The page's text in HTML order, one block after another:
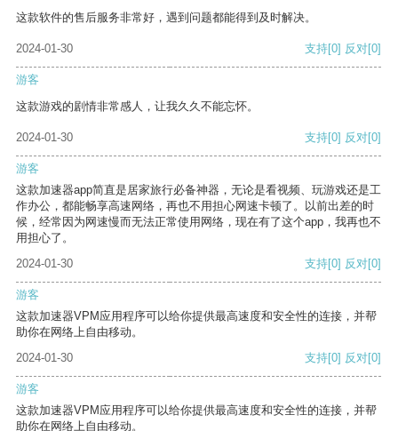
这款软件的售后服务非常好，遇到问题都能得到及时解决。
2024-01-30 支持[0] 反对[0]
游客
这款游戏的剧情非常感人，让我久久不能忘怀。
2024-01-30 支持[0] 反对[0]
游客
这款加速器app简直是居家旅行必备神器，无论是看视频、玩游戏还是工
作办公，都能畅享高速网络，再也不用担心网速卡顿了。以前出差的时
候，经常因为网速慢而无法正常使用网络，现在有了这个app，我再也不
用担心了。
2024-01-30
支持[0] 反对[0]
游客
这款加速器VPM应用程序可以给你提供最高速度和安全性的连接，并帮
助你在网络上自由移动。
2024-01-30
支持[0] 反对[0]
游客
这款加速器VPM应用程序可以给你提供最高速度和安全性的连接，并帮
助你在网络上自由移动。